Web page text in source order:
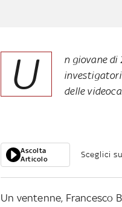
U
n giovane
delle
Ascolta
Articolo
Sceglici
Un ventenne, Francesco